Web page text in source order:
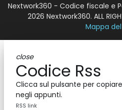
Nextwork360 - Codice fiscale e
2026 Nextwork360. ALL
Mappa
close
Codice Rss
Clicca sul pulsante per copiare
negli appunti.
RSS link